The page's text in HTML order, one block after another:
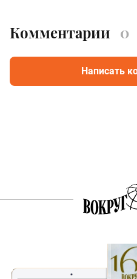
Комментарии 0
Написать